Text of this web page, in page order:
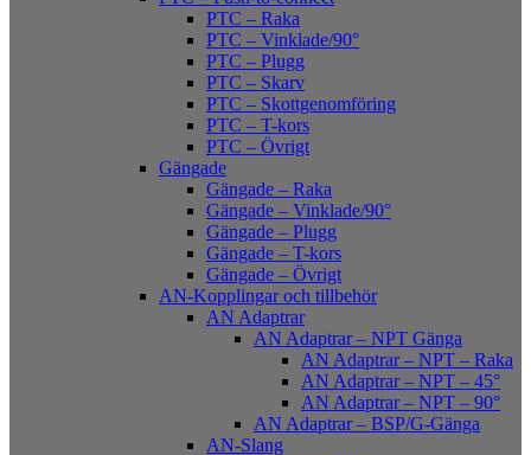
PTC – Raka
PTC – Vinklade/90°
PTC – Plugg
PTC – Skarv
PTC – Skottgenomföring
PTC – T-kors
PTC – Övrigt
Gängade
Gängade – Raka
Gängade – Vinklade/90°
Gängade – Plugg
Gängade – T-kors
Gängade – Övrigt
AN-Kopplingar och tillbehör
AN Adaptrar
AN Adaptrar – NPT Gänga
AN Adaptrar – NPT – Raka
AN Adaptrar – NPT – 45°
AN Adaptrar – NPT – 90°
AN Adaptrar – BSP/G-Gänga
AN-Slang